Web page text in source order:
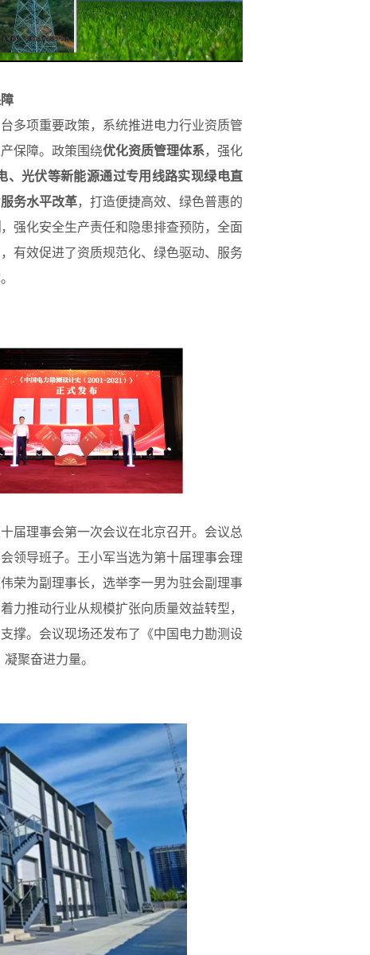
多项重要政策，系统推进电力行业资质管
保障。政策围绕优化资质管理体系，强化
、光伏等新能源通过专用线路实现绿电直
服务水平改革，打造便捷高效、绿色普惠的
，强化安全生产责任和隐患排查预防，全面
有效促进了资质规范化、绿色驱动、服务
届理事会第一次会议在北京召开。会议总
领导班子。王小军当选为第十届理事会理
荣为副理事长，选举李一男为驻会副理事
力推动行业从规模扩张向质量效益转型，
撑。会议现场还发布了《中国电力勘测设
聚奋进力量。